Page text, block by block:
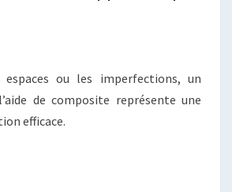
ou les imperfections, un
de composite représente une
efficace.